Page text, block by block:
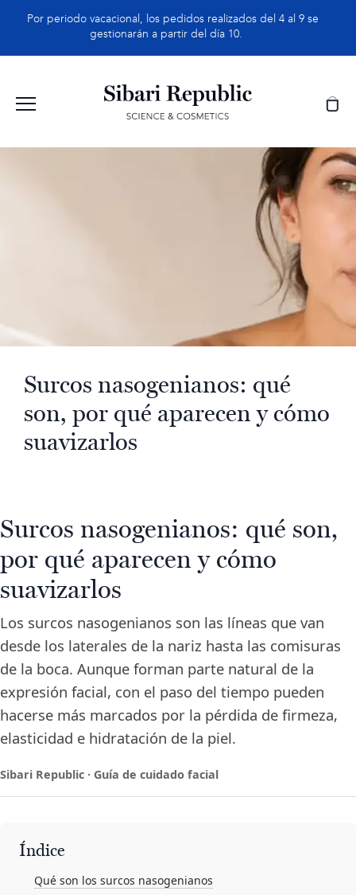
Por periodo vacacional, los pedidos realizados del 4 al 9 se
gestionarán a partir del día 10.
Surcos nasogenianos: qué
son, por qué aparecen y cómo
suavizarlos
Surcos nasogenianos: qué son,
por qué aparecen y cómo
suavizarlos
Los surcos nasogenianos son las líneas que van
desde los laterales de la nariz hasta las comisuras
de la boca. Aunque forman parte natural de la
expresión facial, con el paso del tiempo pueden
hacerse más marcados por la pérdida de firmeza,
elasticidad e hidratación de la piel.
Sibari Republic · Guía de cuidado facial
Índice
Qué son los surcos nasogenianos